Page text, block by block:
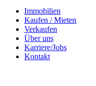
Immobilien
Kaufen / Mieten
Verkaufen
Über uns
Karriere/Jobs
Kontakt